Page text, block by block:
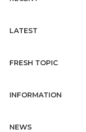
LATEST
FRESH TOPIC
INFORMATION
NEWS